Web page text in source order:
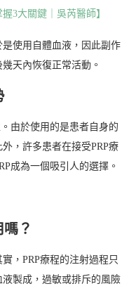
3大關鍵｜吳芮醫師】
使用自體血液，因此副作
天內恢復正常活動。
由於使用的是患者自身的
，許多患者在接受PRP療
成為一個吸引人的選擇。
？
，PRP療程的注射過程只
製成，過敏或排斥的風險